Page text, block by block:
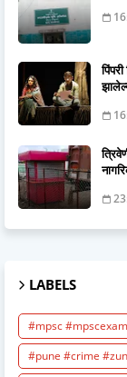
LABELS
#mpsc
#pune #crime